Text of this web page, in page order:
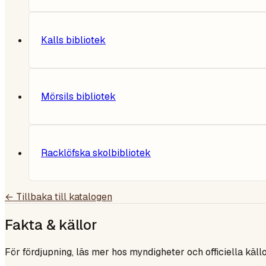
Kalls bibliotek
Mörsils bibliotek
Racklöfska skolbibliotek
← Tillbaka till katalogen
Fakta & källor
För fördjupning, läs mer hos myndigheter och officiella